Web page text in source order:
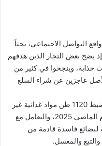
التواصل الاجتماعي، بحثاً
يضخ بعض التجار الذين هدفهم
جذابة، وينجحوا في كثير من
عاجزين عن شراء السلع
وأعلنت وزارة الاقتصاد الوطني عن ضبط 1120 طن مواد غذائية غير
صالحة للإستخدام البشري خلال العام الماضي 2025، والتعامل مع
جمركي، 260 قضية لبضائع فاسدة قادمة من